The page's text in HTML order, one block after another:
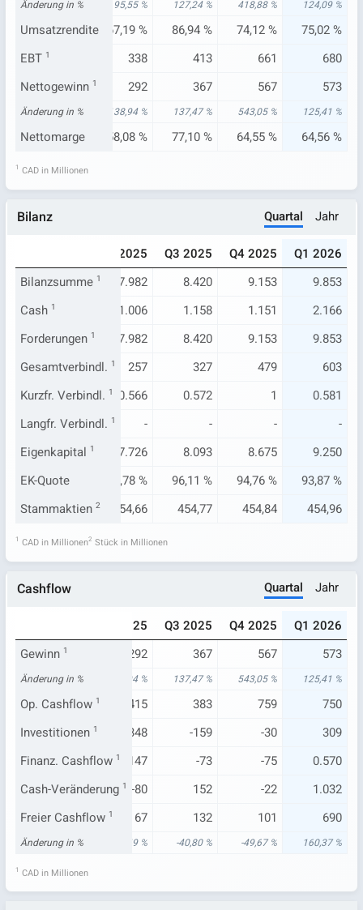
Änderung in %
80,91 % 95,55 % 127,24 % 418,88 % 124,09 %
Umsatzrendite
63,10 % 67,19 % 86,94 % 74,12 %
75,02 %
EBT 1 338 413 661
680
Nettogewinn 1
254 292 367 567 573
Änderung in %
54,83 % 138,94 % 137,47 % 543,05 % 125,41 %
Nettomarge
53,99 % 58,08 % 77,10 % 64,55 % 64,56 %
1 CAD in Millionen
Bilanz Quartal Jahr
Q2 2025 Q3 2025 Q4 2025
Q1 2026
Bilanzsumme 1
7.739 7.982 8.420 9.153
9.853
Cash 11.086 1.006 1.158 1.151
2.166
Forderungen 1
7.739 7.982 8.420 9.153
9.853
Gesamtverbindl. 1
273 257 327 479
603
Kurzfr. Verbindl. 1
0.488 0.566 0.572 1
0.581
Langfr. Verbindl. 1
- - - -
-
Eigenkapital 1
7.466 7.726 8.093 8.675
9.250
EK-Quote
96,47 % 96,78 % 96,11 % 94,76 %
93,87 %
Stammaktien 2
454,43 454,66 454,77 454,84 454,96
1 CAD in Millionen2 Stück in Millionen
Cashflow Quartal Jahr
Q2 2025 Q3 2025 Q4 2025
Q1 2026
Gewinn 1254 292 367 567 573
Änderung in %
54,83 % 138,94 % 137,47 % 543,05 % 125,41 %
Op. Cashflow 1
361 415 383 759
750
Investitionen 1
-96 -348 -159 -30
309
Finanz. Cashflow 1
2 -147 -73 -75
0.570
Cash-Veränderung 1
267 -80 152 -22
1.032
Freier Cashflow 1
265 67 132 101 690
Änderung in %
208,87 % -64,49 % -40,80 % -49,67 % 160,37 %
1 CAD in Millionen